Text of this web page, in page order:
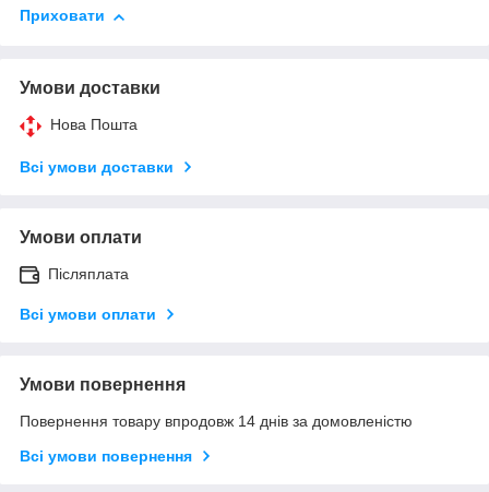
Приховати
Умови доставки
Нова Пошта
Всі умови доставки
Умови оплати
Післяплата
Всі умови оплати
Умови повернення
Повернення товару впродовж 14 днів за домовленістю
Всі умови повернення